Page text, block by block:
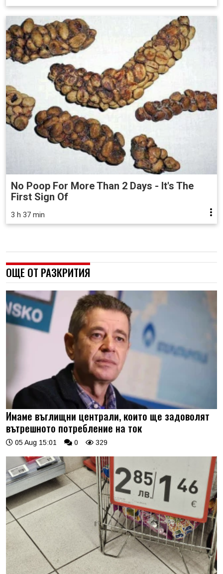
No Poop For More Than 2 Days - It's The
First Sign Of
3 h 37 min
ОЩЕ ОТ РАЗКРИТИЯ
Имаме въглищни централи, които ще задоволят
вътрешното потребление на ток
05 Aug 15:01 0 329